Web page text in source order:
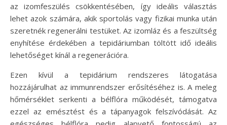
az izomfeszülés csökkentésében, így ideális választás
lehet azok számára, akik sportolás vagy fizikai munka után
szeretnék regenerálni testüket. Az izomláz és a feszültség
enyhítése érdekében a tepidáriumban töltött idő ideális
lehetőséget kínál a regenerációra.
Ezen kívül a tepidárium rendszeres látogatása
hozzájárulhat az immunrendszer erősítéséhez is. A meleg
hőmérséklet serkenti a bélflóra működését, támogatva
ezzel az emésztést és a tápanyagok felszívódását. Az